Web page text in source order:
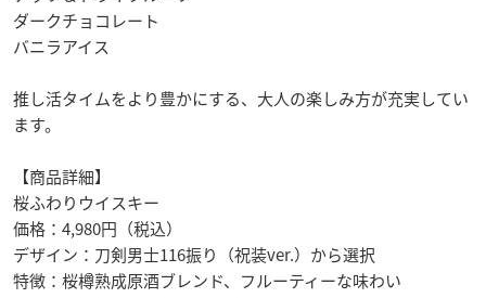
ダークチョコレート
バニラアイス
推し活タイムをより豊かにする、大人の楽しみ方が充実してい
ます。
【商品詳細】
桜ふわりウイスキー
価格：4,980円（税込）
デザイン：刀剣男士116振り（祝装ver.）から選択
特徴：桜樽熟成原酒ブレンド、フルーティーな味わい